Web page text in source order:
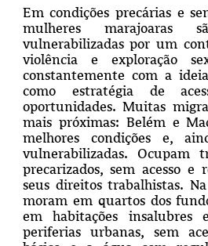
Em condições precárias e
mulheres marajoaras
vulnerabilizadas por um
violência e exploração
constantemente com a
como estratégia de
oportunidades. Muitas
mais próximas: Belém e
melhores condições e,
vulnerabilizadas. Ocupam
precarizados, sem acesso e
seus direitos trabalhistas.
moram em quartos dos
em habitações insalubres
periferias urbanas, sem